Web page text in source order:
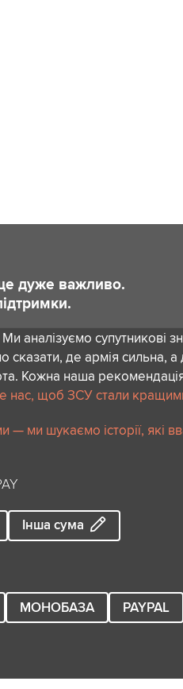
дуже важливо.
Ми аналізуємо супутникові
де армія сильна, а
Кожна наша
нас, щоб ЗСУ стали
— ми шукаємо історії, які
Інша сума
МОНОБАЗА PAYPAL